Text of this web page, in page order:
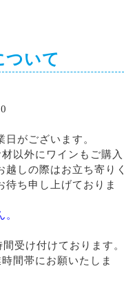
ついて
がございます。
以外にワインもご購入
しの際はお立ち寄りく
待ち申し上げておりま
受け付けております。
間帯にお願いたしま